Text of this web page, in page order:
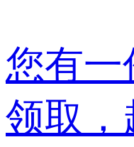
您有一
领取，